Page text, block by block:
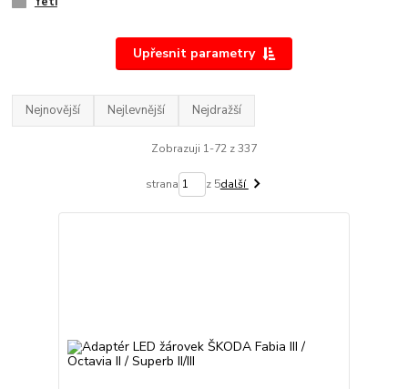
Upřesnit parametry
Nejnovější Nejlevnější Nejdražší
Zobrazuji 1-72 z 337
strana z 5další